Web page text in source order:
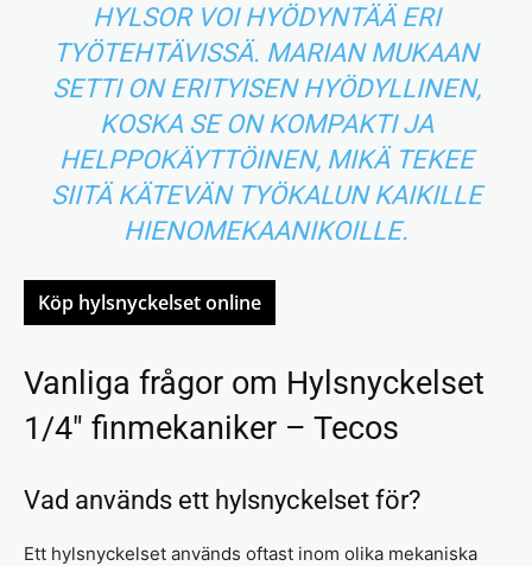
HYLSOR VOI HYÖDYNTÄÄ ERI
TYÖTEHTÄVISSÄ. MARIAN MUKAAN
SETTI ON ERITYISEN HYÖDYLLINEN,
KOSKA SE ON KOMPAKTI JA
HELPPOKÄYTTÖINEN, MIKÄ TEKEE
SIITÄ KÄTEVÄN TYÖKALUN KAIKILLE
HIENOMEKAANIKOILLE.
Köp hylsnyckelset online
Vanliga frågor om Hylsnyckelset
1/4″ finmekaniker – Tecos
Vad används ett hylsnyckelset för?
Ett hylsnyckelset används oftast inom olika mekaniska